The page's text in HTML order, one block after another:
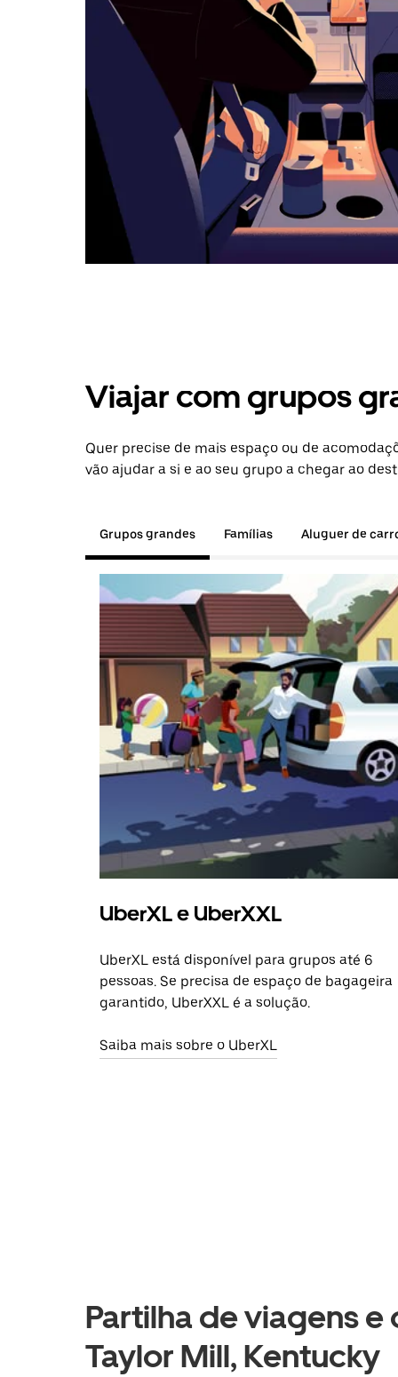
Viajar com grupos
Quer precise de mais espaço ou de
vão ajudar a si e ao seu grupo a chegar ao
Grupos grandes Famílias Aluguer de
UberXL e UberXXL
UberXL está disponível para grupos até 6
pessoas. Se precisa de espaço de bagageira
garantido, UberXXL é a solução.
Saiba mais sobre o UberXL
Partilha de viagens
Taylor Mill, Kentucky